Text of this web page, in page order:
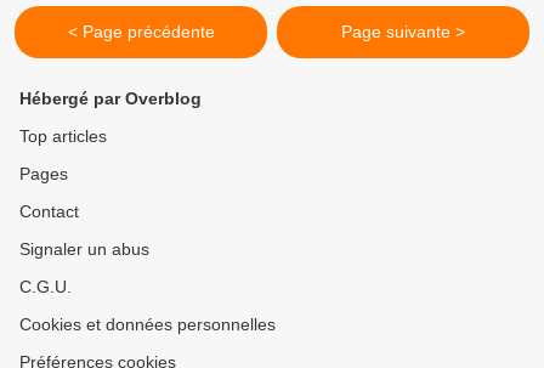
< Page précédente Page suivante >
Hébergé par Overblog
Top articles
Pages
Contact
Signaler un abus
C.G.U.
Cookies et données personnelles
Préférences cookies